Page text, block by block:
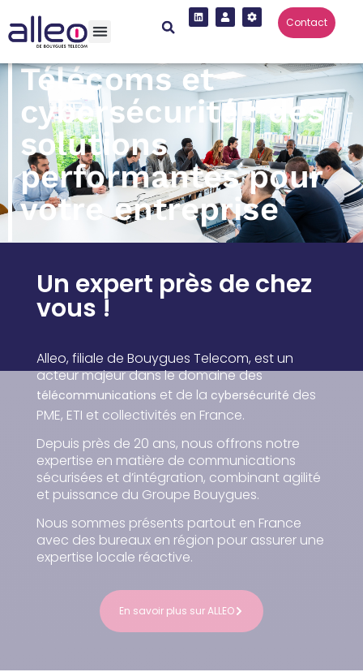
Contact
Télécoms et
cybersécurité : des
solutions
performantes pour
votre entreprise
Un expert près de chez
vous !
Alleo, filiale de Bouygues Telecom, est un
acteur majeur dans le domaine des
télécommunications et de la cybersécurité des
PME, ETI et collectivités en France.
Depuis près de 20 ans, nous offrons notre
expertise en matière de communications
sécurisées et d’intégration, combinant agilité
et puissance du Groupe Bouygues.
Nous sommes présents partout en France
avec des bureaux en région pour assurer une
expertise locale réactive.
En savoir plus sur ALLEO